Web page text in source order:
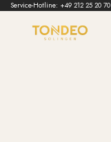
Service-Hotline: +49 212 25 20 70
TONDEO